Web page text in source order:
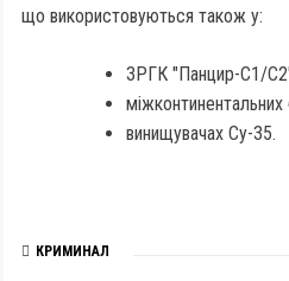
що використовуються також у:
ЗРГК "Панцир-С1/
міжконтинентальних
винищувачах Су-35.
КРИМИНАЛ